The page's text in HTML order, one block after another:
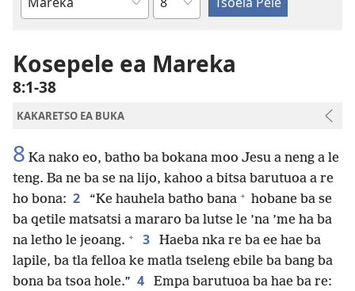
Buka
Bibele
Kosepele ea Mareka
8:1-38
KAKARETSO EA BUKA
8 Ka nako eo, batho ba bokana moo Jesu a neng a le
teng. Ba ne ba se na lijo, kahoo a bitsa barutuoa a re
ho bona: 2 “Ke hauhela batho bana + hobane ba se
ba qetile matsatsi a mararo ba lutse le ’na ’me ha ba
na letho le jeoang. + 3
Haeba nka re ba ee hae ba
lapile, ba tla felloa ke matla tseleng ebile ba bang ba
bona ba tsoa hole.” 4
Empa barutuoa ba hae ba re: